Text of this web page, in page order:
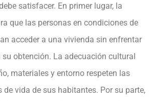
satisfacer. En primer lugar, la
que las personas en condiciones de
acceder a una vivienda sin enfrentar
su obtención. La adecuación cultural
materiales y entorno respeten las
vida de sus habitantes. Por su parte,